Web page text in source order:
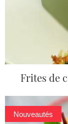
Frites de
Nouveautés